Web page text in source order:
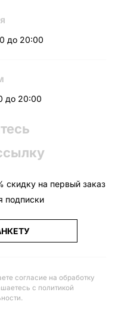
до 20:00
до 20:00
скидку на первый заказ
подписки
согласие на обработку
с политикой
.